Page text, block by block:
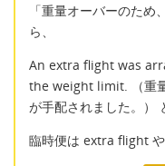
「重量オーバーのた
ら、
An extra flight was
the weight limit. （重
が手配されました。）
臨時便は extra flight